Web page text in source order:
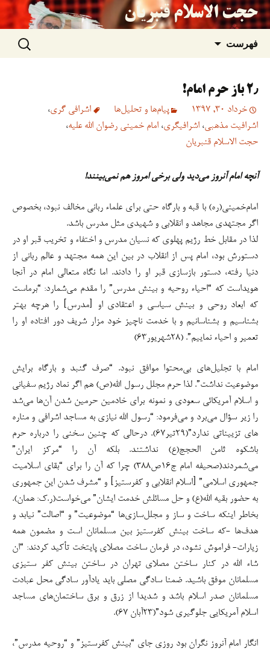
حجت الاسلام قنبریان
فهرست
نوشته‌ها
جستجو
برای:
۲٫ باز حرم امام!
خرداد 30, 1397 پیام‌ها و تحلیل‌ها اشرافی گری،
اشرافیت مذهبی، اشرافیگری، امام خمینی رضوان الله علیه،
حجت الاسلام قنبریان
آنچه امام آنروز می‌دید ولی برخی امروز هم نمی‌بینند!
امام‌خمینی(ره) با قبه و بارگاه حتی برای علماء ربانی مخالف نبود، بخصوص
اگر مجتهدی مجاهد و انقلابی و شهیدی مثل مدرس باشد.
لذا در مقابل خط رژیم پهلوی که نسیان مدرس و اختفاء و تخریب قبر او در
دستورش بود، امام پس از انقلاب در بین این همه مجتهد و عالم ربانی از
دنیا رفته، دستور بازسازی قبر او را دادند. اما نگاه متعالی امام در آنجا
هویداست که “احیاء روحیه و بینش مدرس” را مقدم می‌شمارد: “برماست
که ابعاد روحی و بینش سیاسی و اعتقادی او [مدرس] را هرچه بهتر
بشناسیم و بشناسانیم و با خدمت ناچیز خود مزار شریف دور افتاده او را
تعمیر و احیاء نماییم”. (۲۸شهریور۶۳)
امام با تجلیل‌های بی‌محتوا موافق نبود. “صرف گنبد و بارگاه برایش
موضوعیت نداشت”. لذا حرم مجلل رسول الله(ص) هم اگر نماد رژیم سفیانی
و اسلام آمریکائی سعودی و نمونه برای خادمین حرمین شدن آن‌ها می‌شد
را زیر سؤال می‌برد و می‌فرمود: “رسول الله نیازی به مساجد اشرافی و مناره
های تزییناتی ندارد”(۲۹تیر۶۷). درحالی که چنین سخنی را درباره حرم
باشکوه ثامن الحجج(ع) نداشتند. بلکه آن را “مرکز ایران”
می‌شمردند(صحیفه امام ج۱۶ص۳۸۸) چرا که آن را برای “بقای اسلامیت
جمهوری اسلامی” [اسلام انقلابی و کفرستیز] و “مشرف شدن این جمهوری
به حضور بقیه الله(ع) و حل مسائلش خدمت ایشان” می‌خواست(ر.ک: همان).
بخاطر اینکه ساخت و ساز و مجلل‌سازی‌ها “موضوعیت” و “اصالت” نیابد و
هدف‌ها -که ساخت بینش کفرستیز بین مسلمانان است و مضمون همه
زیارات- فراموش نشود، در فرمان ساخت مصلای پایتخت تأکید کردند: “ان
شاء الله در کنار ساختن مصلای تهران در ساختن بینش کفر ستیزی
مسلمانان موفق باشید. ضمنا سادگی مصلی باید یادآور سادگی محل عبادت
مسلمانان صدر اسلام باشد و شدیدا از زرق و برق ساختمان‌های مساجد
اسلام آمریکایی جلوگیری شود”(۲۳آبان ۶۷).
انگار امام آنروز نگران بود روزی جای “بینش کفرستیز” و “روحیه مدرس”،